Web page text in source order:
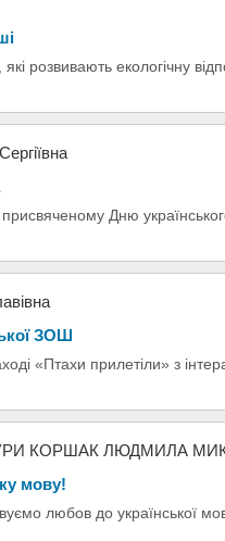
розвивають екологічну
Дню
ЗОШ
«Птахи прилетіли» з
КОРШАК ЛЮДМИЛА
мову!
любов до української